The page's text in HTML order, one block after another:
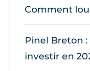
Comment
Pinel Breton
investir en